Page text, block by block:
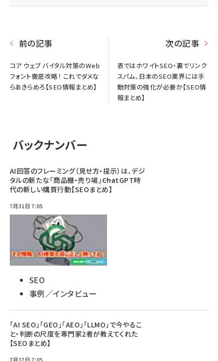
前の記事
コア ウェブ バイタル対策のWeb
フォント徹底攻略！ これでダメな
らあきらめろ【SEO情報まとめ】
次の記事
表ではホワイトSEO・裏でリンク
スパム、日本のSEO業界には手
動対策の強化が必要か【SEO情
報まとめ】
バックナンバー
AI回答のフレーミング（見せ方・提示）は、デジ
タルの新たな「商品棚・売り場」――ChatGPT時
代の新しい購買行動【SEOまとめ】
7月31日 7:05
SEO
事例／インタビュー
「AI SEO」「GEO」「AEO」「LLMO」で今やるこ
と・判断の尺度を専門家2者が教えてくれた
【SEOまとめ】